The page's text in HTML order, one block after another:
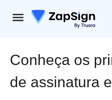
Conheça os
de assinatura